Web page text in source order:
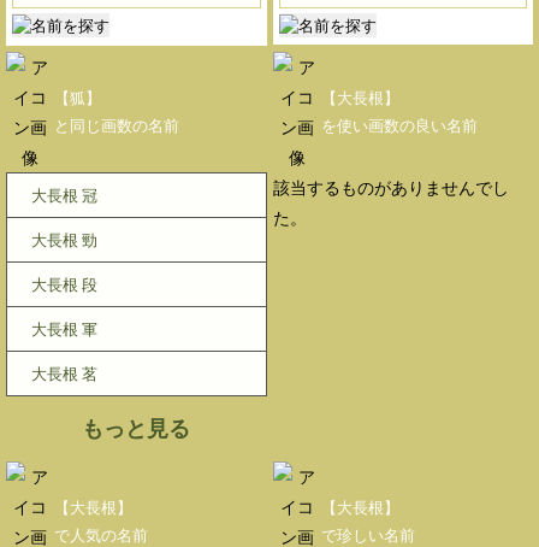
【狐】
と同じ画数の名前
大長根 冠
大長根 勁
大長根 段
大長根 軍
大長根 茗
もっと見る
【大長根】
を使い画数の良い名前
該当するものがありませんでし
た。
【大長根】
で人気の名前
【大長根】
で珍しい名前